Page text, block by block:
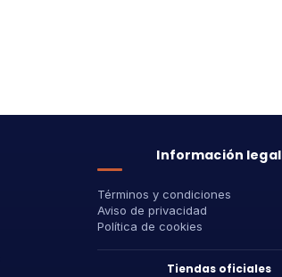
Información legal
Términos y condiciones
Aviso de privacidad
Política de cookies
Tiendas oficiales